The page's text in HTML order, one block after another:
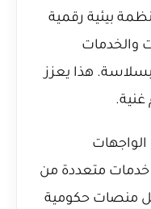
بيئية رقمية
والخدمات
هذا يعزز
غنية.
خدمات متعددة من
منصات حكومية